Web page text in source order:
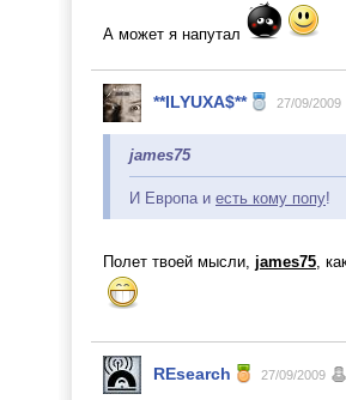
А может я напутал
**ILYUXA$** 27/09/2009
james75
И Европа и есть кому попу!
Полет твоей мысли, james75,
REsearch 27/09/2009